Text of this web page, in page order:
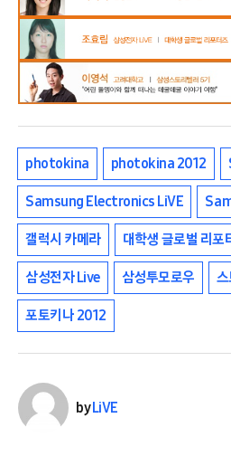
photokina photokina 2012
Samsung Electronics LiVE
갤럭시 카메라 대학생 글로벌 리포
삼성전자 Live 삼성투모로우 스
포토키나 2012
by LiVE